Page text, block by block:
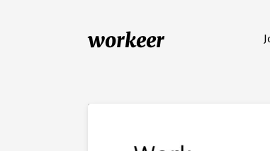
workeer